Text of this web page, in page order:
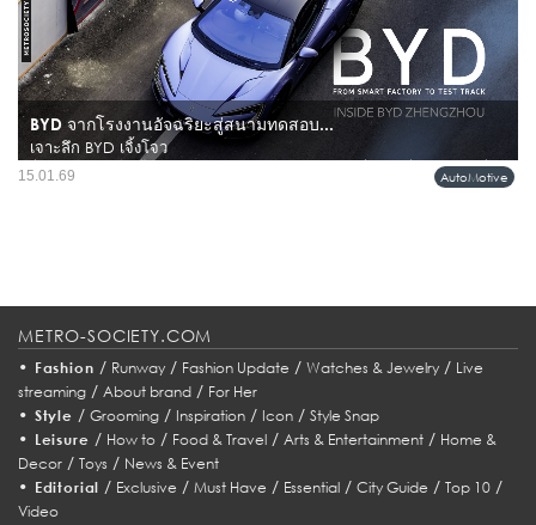
BYD จากโรงงานอัจฉริยะสู่สนามทดสอบ...
เจาะลึก BYD เจิ้งโจว
ชื่อของ BYD ในวันนี้ ไม่ได้หมายถึงแค่แบรนด์รถยนต์ไฟฟ้าที่มาแรงที่สุดแบรนด์หนึ่ง
ของโลก แต่คือภาพแทนของ “วิธีคิดใหม่” ในอุตสาหกรรมยานยนต์ ตั้งแต่การผลิต
AutoMotive
15.01.69
METRO-SOCIETY.COM
• Fashion / Runway/ Fashion Update / Watches & Jewelry/ Live
streaming / About brand / For Her
• Style / Grooming/ Inspiration/ Icon/ Style Snap
• Leisure / How to/ Food & Travel/ Arts & Entertainment/ Home &
Decor / Toys / News & Event
• Editorial / Exclusive /Must Have / Essential /City Guide /Top 10 /
Video